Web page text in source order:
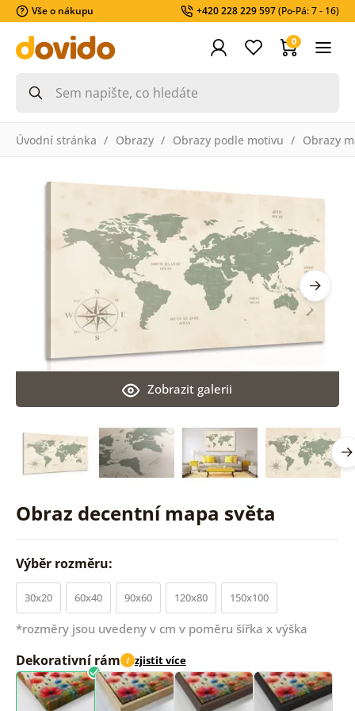
Vše o nákupu +420 228 229 597(Po-Pá: 7 - 16)
0
Úvodní stránka Obrazy Obrazy podle motivu Obrazy
Obraz decentní mapa světa
Zobrazit galerii
Výběr rozměru:
30x20 60x40 90x60 120x80 150x100
*rozměry jsou uvedeny v cm v poměru šířka x výška
Dekorativní rám i zjistit více